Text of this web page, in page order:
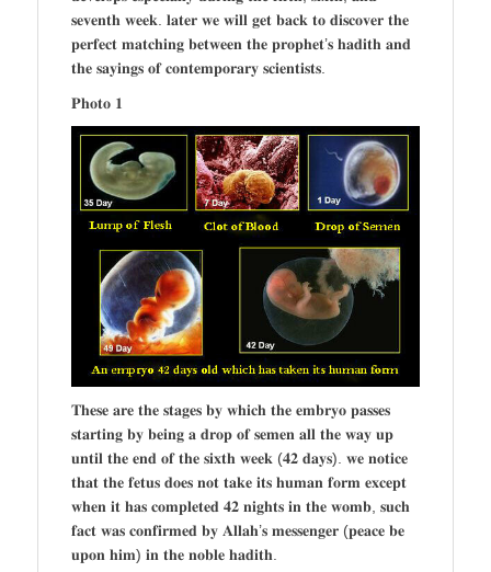
𝐬𝐞𝐯𝐞𝐧𝐭𝐡 𝐰𝐞𝐞𝐤. 𝐥𝐚𝐭𝐞𝐫 𝐰𝐞 𝐰𝐢𝐥𝐥 𝐠𝐞𝐭 𝐛𝐚𝐜𝐤 𝐭𝐨 𝐝𝐢𝐬𝐜𝐨𝐯𝐞𝐫 𝐭𝐡𝐞
𝐩𝐞𝐫𝐟𝐞𝐜𝐭 𝐦𝐚𝐭𝐜𝐡𝐢𝐧𝐠 𝐛𝐞𝐭𝐰𝐞𝐞𝐧 𝐭𝐡𝐞 𝐩𝐫𝐨𝐩𝐡𝐞𝐭’𝐬 𝐡𝐚𝐝𝐢𝐭𝐡 𝐚𝐧𝐝
𝐭𝐡𝐞 𝐬𝐚𝐲𝐢𝐧𝐠𝐬 𝐨𝐟 𝐜𝐨𝐧𝐭𝐞𝐦𝐩𝐨𝐫𝐚𝐫𝐲 𝐬𝐜𝐢𝐞𝐧𝐭𝐢𝐬𝐭𝐬.
𝐏𝐡𝐨𝐭𝐨 𝟏
𝐓𝐡𝐞𝐬𝐞 𝐚𝐫𝐞 𝐭𝐡𝐞 𝐬𝐭𝐚𝐠𝐞𝐬 𝐛𝐲 𝐰𝐡𝐢𝐜𝐡 𝐭𝐡𝐞 𝐞𝐦𝐛𝐫𝐲𝐨 𝐩𝐚𝐬𝐬𝐞𝐬
𝐬𝐭𝐚𝐫𝐭𝐢𝐧𝐠 𝐛𝐲 𝐛𝐞𝐢𝐧𝐠 𝐚 𝐝𝐫𝐨𝐩 𝐨𝐟 𝐬𝐞𝐦𝐞𝐧 𝐚𝐥𝐥 𝐭𝐡𝐞 𝐰𝐚𝐲 𝐮𝐩
𝐮𝐧𝐭𝐢𝐥 𝐭𝐡𝐞 𝐞𝐧𝐝 𝐨𝐟 𝐭𝐡𝐞 𝐬𝐢𝐱𝐭𝐡 𝐰𝐞𝐞𝐤 (𝟒𝟐 𝐝𝐚𝐲𝐬). 𝐰𝐞 𝐧𝐨𝐭𝐢𝐜𝐞
𝐭𝐡𝐚𝐭 𝐭𝐡𝐞 𝐟𝐞𝐭𝐮𝐬 𝐝𝐨𝐞𝐬 𝐧𝐨𝐭 𝐭𝐚𝐤𝐞 𝐢𝐭𝐬 𝐡𝐮𝐦𝐚𝐧 𝐟𝐨𝐫𝐦 𝐞𝐱𝐜𝐞𝐩𝐭
𝐰𝐡𝐞𝐧 𝐢𝐭 𝐡𝐚𝐬 𝐜𝐨𝐦𝐩𝐥𝐞𝐭𝐞𝐝 𝟒𝟐 𝐧𝐢𝐠𝐡𝐭𝐬 𝐢𝐧 𝐭𝐡𝐞 𝐰𝐨𝐦𝐛, 𝐬𝐮𝐜𝐡
𝐟𝐚𝐜𝐭 𝐰𝐚𝐬 𝐜𝐨𝐧𝐟𝐢𝐫𝐦𝐞𝐝 𝐛𝐲 𝐀𝐥𝐥𝐚𝐡’𝐬 𝐦𝐞𝐬𝐬𝐞𝐧𝐠𝐞𝐫 (𝐩𝐞𝐚𝐜𝐞 𝐛𝐞
𝐮𝐩𝐨𝐧 𝐡𝐢𝐦) 𝐢𝐧 𝐭𝐡𝐞 𝐧𝐨𝐛𝐥𝐞 𝐡𝐚𝐝𝐢𝐭𝐡.